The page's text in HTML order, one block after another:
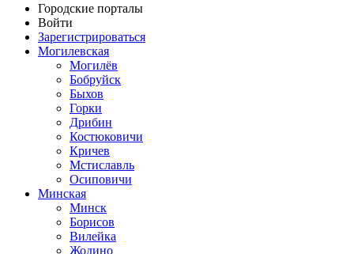
Городские порталы
Войти
Зарегистрироваться
Могилевская
Могилёв
Бобруйск
Быхов
Горки
Дрибин
Костюковичи
Кричев
Мстиславль
Осиповичи
Минская
Минск
Борисов
Вилейка
Жодино